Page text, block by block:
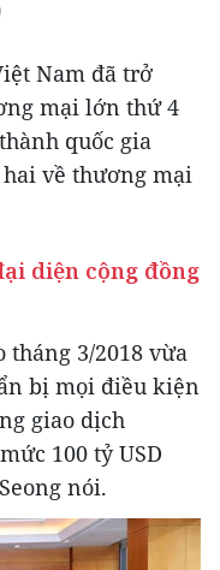
Nam đã trở
mại lớn thứ 4
quốc gia
về thương mại
diện cộng đồng
tháng 3/2018 vừa
bị mọi điều kiện
giao dịch
100 tỷ USD
nói.